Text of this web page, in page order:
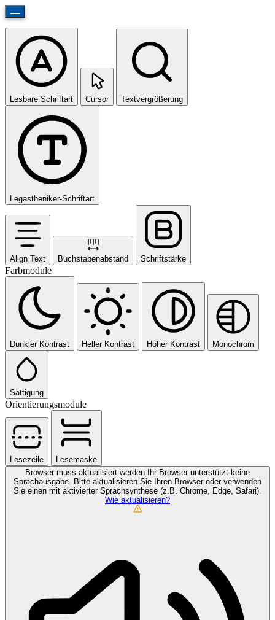
Lesbare Schriftart Cursor Textvergrößerung
Legastheniker-Schriftart
Align Text Buchstabenabstand Schriftstärke
Farbmodule
Dunkler Kontrast Heller Kontrast Hoher Kontrast Monochrom
Sättigung
Orientierungsmodule
Lesezeile
Lesemaske
Browser muss aktualisiert werden
Ihr Browser unterstützt keine
Sprachausgabe. Bitte aktualisieren Sie Ihren Browser oder verwenden
Sie einen mit aktivierter Sprachsynthese (z.B. Chrome, Edge, Safari).
Wie aktualisieren?